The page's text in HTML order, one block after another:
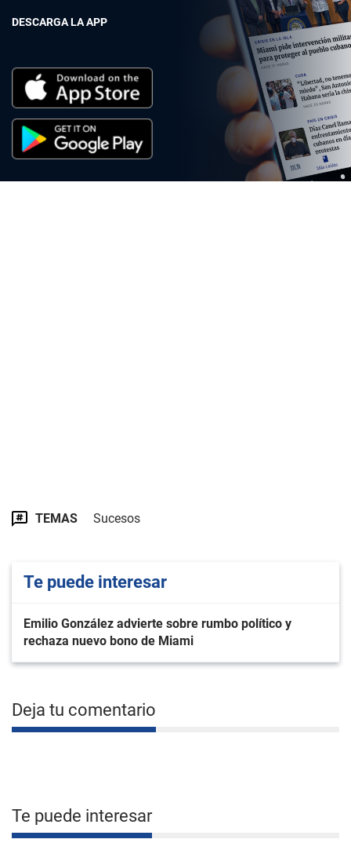
DESCARGA LA APP
TEMAS Sucesos
Te puede interesar
Emilio González advierte sobre rumbo político y
rechaza nuevo bono de Miami
Deja tu comentario
Te puede interesar